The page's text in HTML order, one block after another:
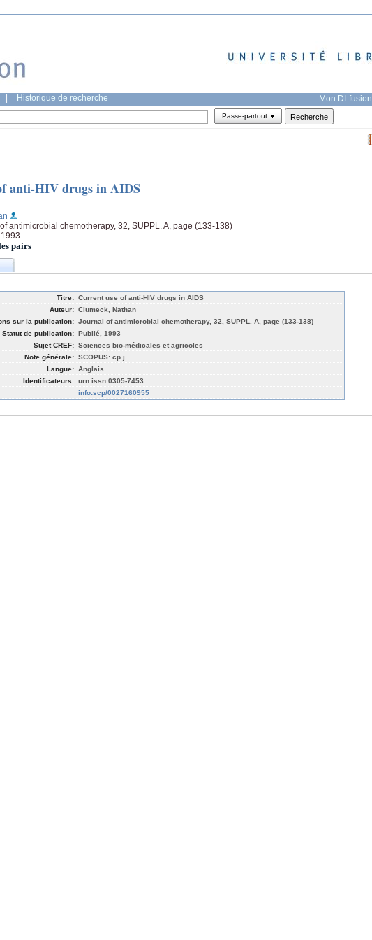
Historique de recherche Mon DI-fusion
Passe-partout
anti-HIV drugs in AIDS
antimicrobial chemotherapy, 32, SUPPL. A, page (133-138)
pairs
Titre: Current use of anti-HIV drugs in AIDS
Auteur: Clumeck, Nathan
sur la publication: Journal of antimicrobial chemotherapy, 32, SUPPL. A, page (133-138)
Statut de publication: Publié, 1993
Sujet CREF: Sciences bio-médicales et agricoles
Note générale: SCOPUS: cp.j
Langue: Anglais
Identificateurs: urn:issn:0305-7453
info:scp/0027160955